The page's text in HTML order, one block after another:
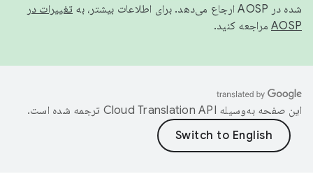
شده در AOSP ارجاع می‌دهد. برای اطلاعات بیشتر، به
تغییرات در
AOSP مراجعه کنید.
این صفحه به‌وسیله ترجمه شده است.